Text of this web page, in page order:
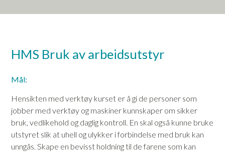
HMS Bruk av arbeidsutstyr
Mål:
Hensikten med verktøy kurset er å gi de personer som
jobber med verktøy og maskiner kunnskaper om sikker
bruk, vedlikehold og daglig kontroll. En skal også kunne bruke
utstyret slik at uhell og ulykker i forbindelse med bruk kan
unngås. Skape en bevisst holdning til de farene som kan